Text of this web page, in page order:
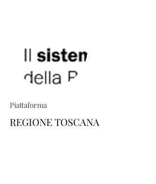
Piattaforma
REGIONE TOSCANA